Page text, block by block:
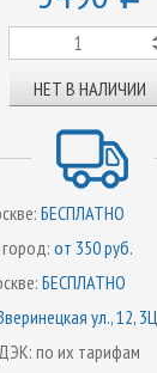
НЕТ В НАЛИЧИИ
БЕСПЛАТНО
от 350 руб.
БЕСПЛАТНО
ул., 12, 3Ц
по их тарифам